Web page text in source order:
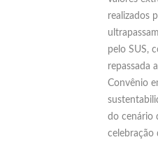
realizados
pelo SUS,
repassada
Convênio
do cenário
celebração